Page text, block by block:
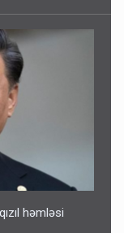
həmləsi